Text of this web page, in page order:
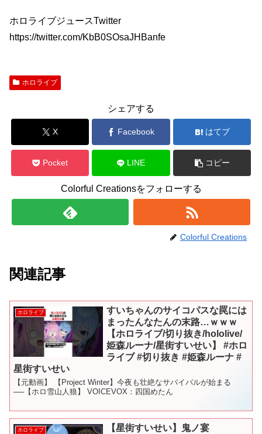
ホロライブジュースTwitter
https://twitter.com/KbB0SOsaJHBanfe
ホロライブ
シェアする
X Facebook はてブ
Pocket LINE コピー
Colorful Creationsをフォローする
Colorful Creations
関連記事
ホロライブ
すいちゃんのサイコパスな罠には
まったんなたんの末路…ｗｗｗ
【ホロライブ/切り抜き/hololive/
姫森ルーナ/星街すいせい】 #ホロ
ライブ #切り抜き #姫森ルーナ #
星街すいせい
【元動画】 【Project Winter】今夜も壮絶なサバイバルが始まる
──【ホロ雪山人狼】 VOICEVOX：四国めたん
ホロライブ
【星街すいせい】鬼ノ宴